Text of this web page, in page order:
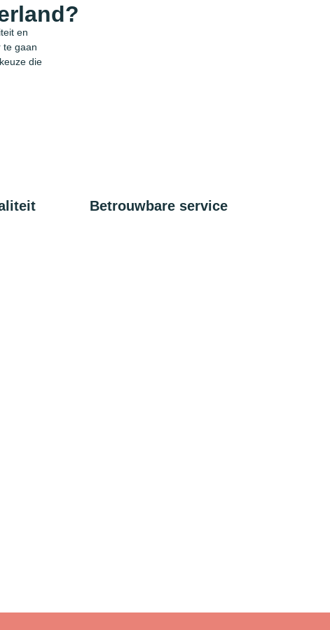
en
te gaan
die
Betrouwbare service